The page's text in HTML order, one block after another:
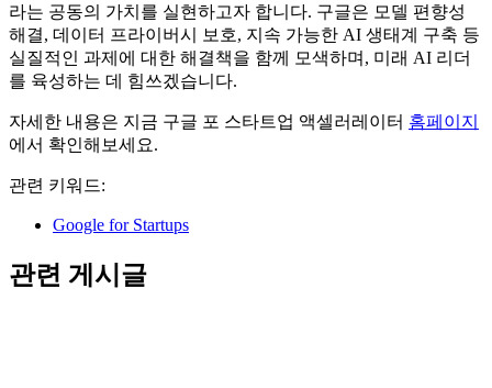
라는 공동의 가치를 실현하고자 합니다. 구글은 모델 편향성
해결, 데이터 프라이버시 보호, 지속 가능한 AI 생태계 구축 등
실질적인 과제에 대한 해결책을 함께 모색하며, 미래 AI 리더
를 육성하는 데 힘쓰겠습니다.
자세한 내용은 지금 구글 포 스타트업 액셀러레이터 홈페이지
에서 확인해보세요.
관련 키워드:
Google for Startups
관련 게시글